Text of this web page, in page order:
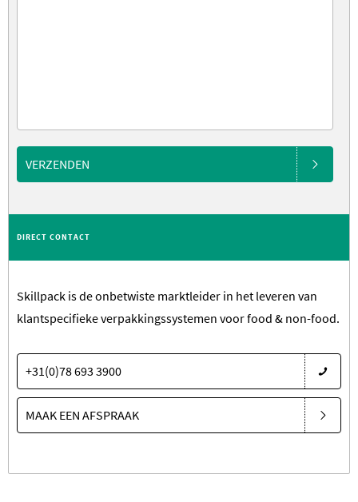
VERZENDEN
DIRECT CONTACT
Skillpack is de onbetwiste marktleider in het leveren van
klantspecifieke verpakkingssystemen voor food & non-food.
+31(0)78 693 3900
MAAK EEN AFSPRAAK